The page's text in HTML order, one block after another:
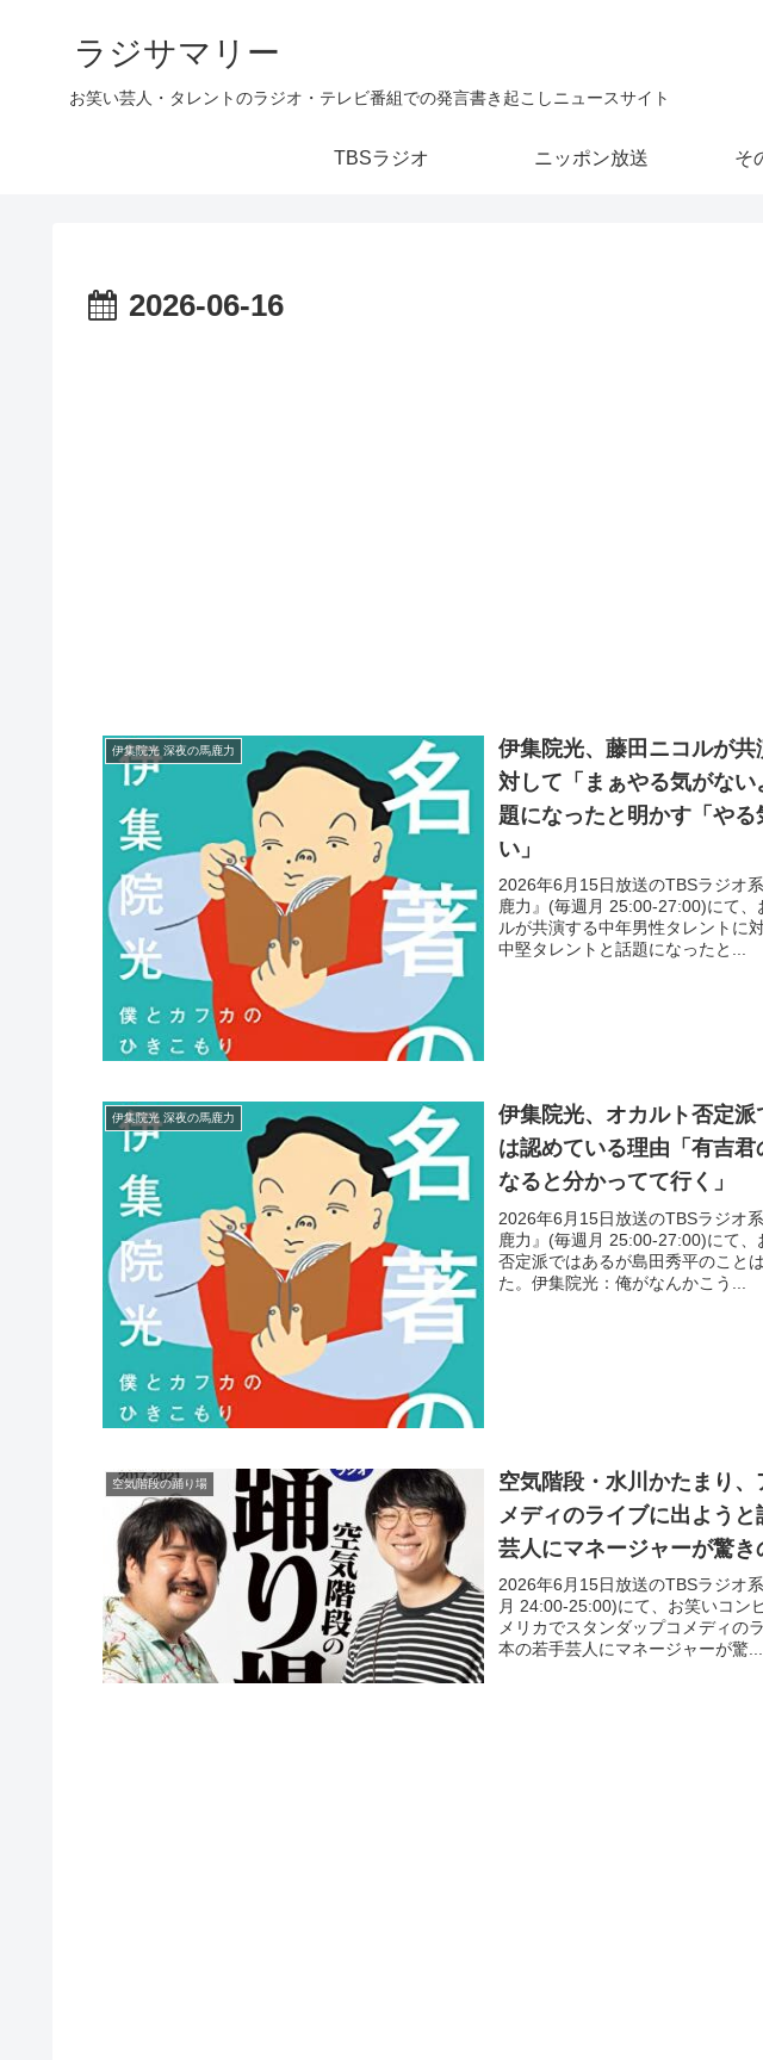
ラジサマリー
お笑い芸人・タレントのラジオ・テレビ番組での発言書き起こしニュースサイト
TBSラジオ ニッポン放送 そ
2026-06-16
伊集院光 深夜の馬鹿力
伊集院光、藤田ニコルが
対して「まぁやる気がな
題になったと明かす「や
い」
2026年6月15日放送のTBSラジオ
鹿力』(毎週月 25:00-27:00)にて
ルが共演する中年男性タレントに
中堅タレントと話題になったと...
伊集院光 深夜の馬鹿力
伊集院光、オカルト否定
は認めている理由「有吉
なると分かってて行く」
2026年6月15日放送のTBSラジオ
鹿力』(毎週月 25:00-27:00)にて
否定派ではあるが島田秀平のこと
た。伊集院光：俺がなんかこう...
空気階段の踊り場
空気階段・水川かたまり
メディのライブに出よう
芸人にマネージャーが驚
2026年6月15日放送のTBSラジオ
月 24:00-25:00)にて、お笑いコン
メリカでスタンダップコメディの
本の若手芸人にマネージャーが驚...